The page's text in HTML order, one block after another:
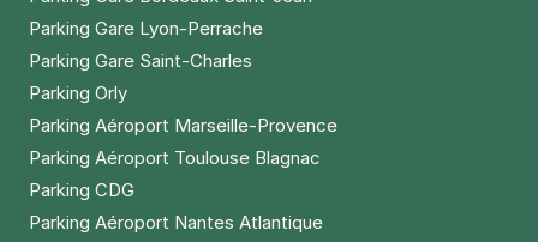
Parking Gare Lyon-Perrache
Parking Gare Saint-Charles
Parking Orly
Parking Aéroport Marseille-Provence
Parking Aéroport Toulouse Blagnac
Parking CDG
Parking Aéroport Nantes Atlantique